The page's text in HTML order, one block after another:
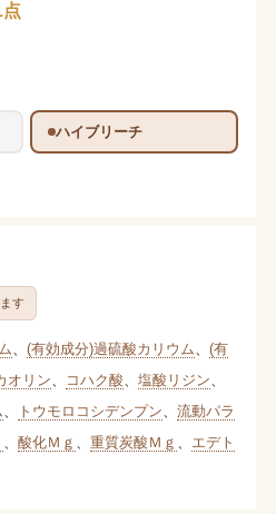
ハイブリーチ
す
(有効成分)過硫酸カリウム
(有
オリン コハク酸 塩酸リジン
トウモロコシデンプン
流動パラ
酸化Ｍｇ 重質炭酸Ｍｇ
エデト